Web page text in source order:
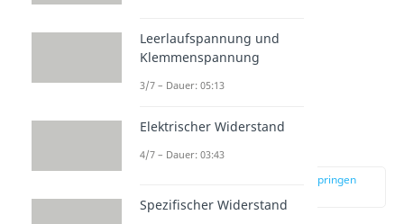
Lenzsche Regel
Überlegung
zur Stelle im Video springen
Leerlaufspannung und
Klemmenspannung
3/7 – Dauer: 05:13
Elektrischer Widerstand
4/7 – Dauer: 03:43
Spezifischer Widerstand